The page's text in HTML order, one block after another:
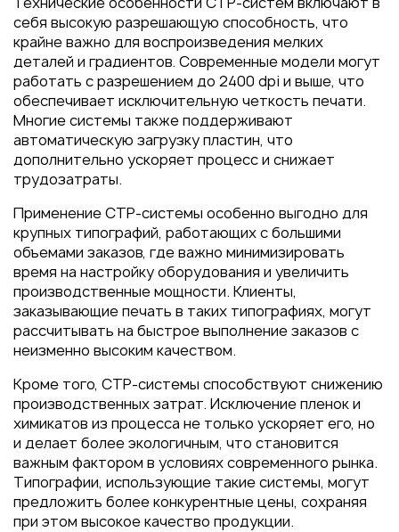
себя высокую разрешающую способность, что
крайне важно для воспроизведения мелких
деталей и градиентов. Современные модели могут
работать с разрешением до 2400 dpi и выше, что
обеспечивает исключительную четкость печати.
Многие системы также поддерживают
автоматическую загрузку пластин, что
дополнительно ускоряет процесс и снижает
трудозатраты.
Применение CTP-системы особенно выгодно для
крупных типографий, работающих с большими
объемами заказов, где важно минимизировать
время на настройку оборудования и увеличить
производственные мощности. Клиенты,
заказывающие печать в таких типографиях, могут
рассчитывать на быстрое выполнение заказов с
неизменно высоким качеством.
Кроме того, CTP-системы способствуют снижению
производственных затрат. Исключение пленок и
химикатов из процесса не только ускоряет его, но
и делает более экологичным, что становится
важным фактором в условиях современного рынка.
Типографии, использующие такие системы, могут
предложить более конкурентные цены, сохраняя
при этом высокое качество продукции.